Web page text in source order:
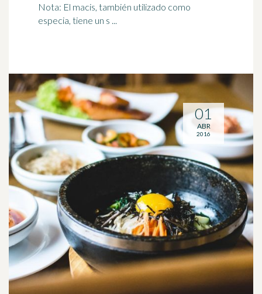
Nota: El macis, también utilizado como
especia, tiene un s ...
01
ABR
2016